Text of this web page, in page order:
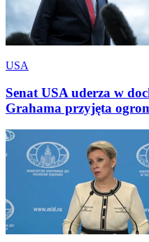
USA
Senat USA uderza w
Grahama przyjęta